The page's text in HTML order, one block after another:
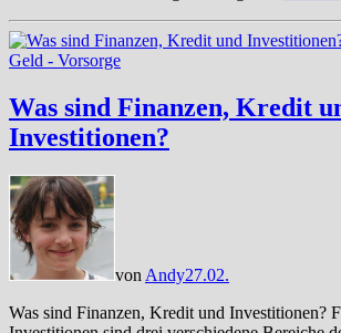
Geld - Vorsorge
Was sind Finanzen, Kredit
Investitionen?
von Andy27.02.
Was sind Finanzen, Kredit und Investitionen?